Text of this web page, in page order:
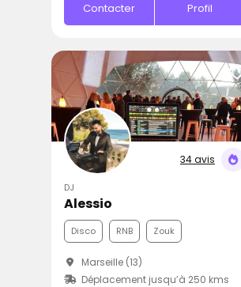
Contacter Profil
34 avis
DJ
Alessio
Disco RNB Zouk
Marseille (13)
Déplacement jusqu’à 250 kms